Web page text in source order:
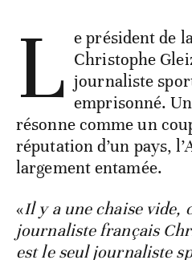
L e président de
Christophe
journaliste
emprisonné.
résonne comme un
réputation d’un pays,
largement entamée.
«Il y a une chaise vide,
journaliste français
est le seul journaliste